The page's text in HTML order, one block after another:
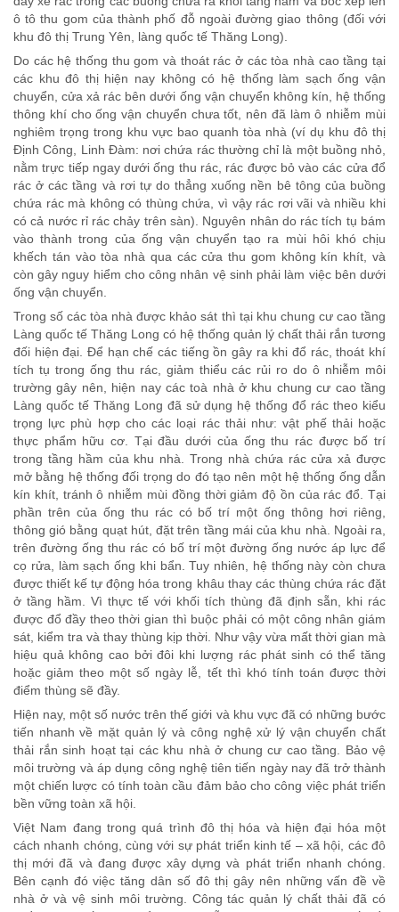
ô tô thu gom của thành phố đỗ ngoài đường giao thông (đối với
khu đô thị Trung Yên, làng quốc tế Thăng Long).
Do các hệ thống thu gom và thoát rác ở các tòa nhà cao tầng tại
các khu đô thị hiện nay không có hệ thống làm sạch ống vận
chuyển, cửa xả rác bên dưới ống vận chuyển không kín, hệ thống
thông khí cho ống vận chuyển chưa tốt, nên đã làm ô nhiễm mùi
nghiêm trọng trong khu vực bao quanh tòa nhà (ví dụ khu đô thị
Định Công, Linh Đàm: nơi chứa rác thường chỉ là một buồng nhỏ,
nằm trực tiếp ngay dưới ống thu rác, rác được bỏ vào các cửa đổ
rác ở các tầng và rơi tự do thẳng xuống nền bê tông của buồng
chứa rác mà không có thùng chứa, vì vậy rác rơi vãi và nhiều khi
có cả nước rỉ rác chảy trên sàn). Nguyên nhân do rác tích tụ bám
vào thành trong của ống vận chuyển tạo ra mùi hôi khó chịu
khếch tán vào tòa nhà qua các cửa thu gom không kín khít, và
còn gây nguy hiểm cho công nhân vệ sinh phải làm việc bên dưới
ống vận chuyển.
Trong số các tòa nhà được khảo sát thì tại khu chung cư cao tầng
Làng quốc tế Thăng Long có hệ thống quản lý chất thải rắn tương
đối hiện đại. Để hạn chế các tiếng ồn gây ra khi đổ rác, thoát khí
tích tụ trong ống thu rác, giảm thiểu các rủi ro do ô nhiễm môi
trường gây nên, hiện nay các toà nhà ở khu chung cư cao tầng
Làng quốc tế Thăng Long đã sử dụng hệ thống đổ rác theo kiểu
trọng lực phù hợp cho các loại rác thải như: vật phế thải hoặc
thực phẩm hữu cơ. Tại đầu dưới của ống thu rác được bố trí
trong tầng hầm của khu nhà. Trong nhà chứa rác cửa xả được
mở bằng hệ thống đối trọng do đó tạo nên một hệ thống ống dẫn
kín khít, tránh ô nhiễm mùi đồng thời giảm độ ồn của rác đổ. Tại
phần trên của ống thu rác có bố trí một ống thông hơi riêng,
thông gió bằng quạt hút, đặt trên tầng mái của khu nhà. Ngoài ra,
trên đường ống thu rác có bố trí một đường ống nước áp lực để
cọ rửa, làm sạch ống khi bẩn. Tuy nhiên, hệ thống này còn chưa
được thiết kế tự động hóa trong khâu thay các thùng chứa rác đặt
ở tầng hầm. Vì thực tế với khối tích thùng đã định sẵn, khi rác
được đổ đầy theo thời gian thì buộc phải có một công nhân giám
sát, kiểm tra và thay thùng kịp thời. Như vậy vừa mất thời gian mà
hiệu quả không cao bởi đôi khi lượng rác phát sinh có thể tăng
hoặc giảm theo một số ngày lễ, tết thì khó tính toán được thời
điểm thùng sẽ đầy.
Hiện nay, một số nước trên thế giới và khu vực đã có những bước
tiến nhanh về mặt quản lý và công nghệ xử lý vận chuyển chất
thải rắn sinh hoạt tại các khu nhà ở chung cư cao tầng. Bảo vệ
môi trường và áp dụng công nghệ tiên tiến ngày nay đã trở thành
một chiến lược có tính toàn cầu đảm bảo cho công việc phát triển
bền vững toàn xã hội.
Việt Nam đang trong quá trình đô thị hóa và hiện đại hóa một
cách nhanh chóng, cùng với sự phát triển kinh tế – xã hội, các đô
thị mới đã và đang được xây dựng và phát triển nhanh chóng.
Bên cạnh đó việc tăng dân số đô thị gây nên những vấn đề về
nhà ở và vệ sinh môi trường. Công tác quản lý chất thải đã có